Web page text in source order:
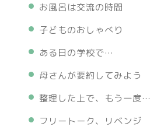
お風呂は交流の時間
子どものおしゃべり
ある日の学校で…
母さんが要約してみよう
整理した上で、もう一度…
フリートーク、リベンジ